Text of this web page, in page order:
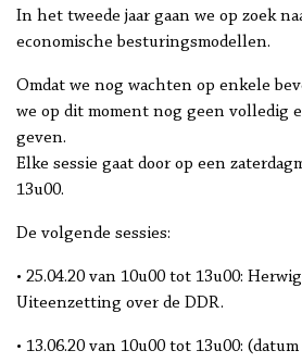
In het tweede jaar gaan we op zoek
economische besturingsmodellen.
Omdat we nog wachten op enkele
we op dit moment nog geen volledig
geven.
Elke sessie gaat door op een
13u00.
De volgende sessies:
• 25.04.20 van 10u00 tot 13u00:
Uiteenzetting over de DDR.
• 13.06.20 van 10u00 tot 13u00: